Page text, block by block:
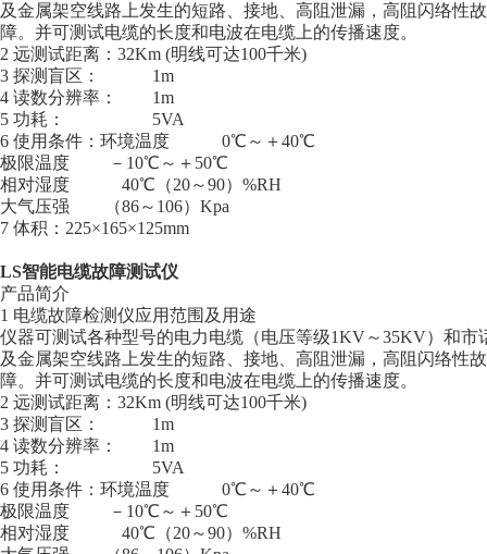
及金属架空线路上发生的短路、接地、高阻泄漏，高阻闪络性
障。并可测试电缆的长度和电波在电缆上的传播速度。
2 远测试距离：32Km (明线可达100千米)
3 探测盲区： 1m
4 读数分辨率： 1m
5 功耗： 5VA
6 使用条件：环境温度 0℃～＋40℃
极限温度 －10℃～＋50℃
相对湿度 40℃（20～90）%RH
大气压强 （86～106）Kpa
7 体积：225×165×125mm
LS智能电缆故障测试仪
产品简介
1 电缆故障检测仪应用范围及用途
仪器可测试各种型号的电力电缆（电压等级1KV～35KV）和市
及金属架空线路上发生的短路、接地、高阻泄漏，高阻闪络性
障。并可测试电缆的长度和电波在电缆上的传播速度。
2 远测试距离：32Km (明线可达100千米)
3 探测盲区： 1m
4 读数分辨率： 1m
5 功耗： 5VA
6 使用条件：环境温度 0℃～＋40℃
极限温度 －10℃～＋50℃
相对湿度 40℃（20～90）%RH